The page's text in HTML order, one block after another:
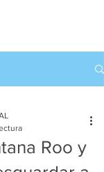
Roo y